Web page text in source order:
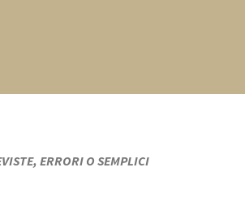
ERRORI O SEMPLICI